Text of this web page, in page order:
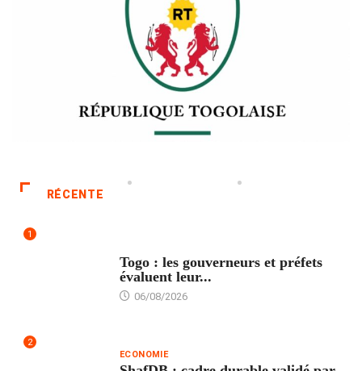
RÉCENTE
1
Togo : les gouverneurs et préfets
évaluent leur...
06/08/2026
2
ECONOMIE